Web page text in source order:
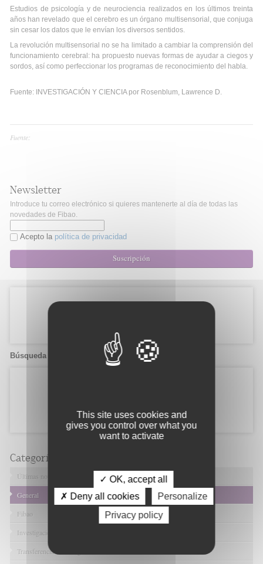
Estudios de psicología y de neurociencia realizados en los últimos treinta
años han revelado que el cerebro es un órgano multisensorial, que conjuga
sin cesar los datos que le envían los diversos sentidos.
La revolución multisensorial no se ha limitado a cambiar la comprensión del
funcionamiento cerebral: ha propuesto nuevas formas de ayudar a ciegos y
sordos, así como perfeccionar los programas de reconocimiento del habla.
Fuente: INVESTIGACIÓN Y CIENCIA por Rosenblum, Lawrence D.
Fuente:
Newsletter
Introduce tu correo electrónico si quieres mantenerte al día de todas las
novedades de Fibao.
Acepto la política de privacidad
Suscripción
Búsqueda de candidatos
Categorías
Últimas noticias
General
Fibao
Investigación en Salud
Transferencia Tecnológica
This site uses cookies and
gives you control over what you
want to activate
✓ OK, accept all
✗ Deny all cookies
Personalize
Privacy policy